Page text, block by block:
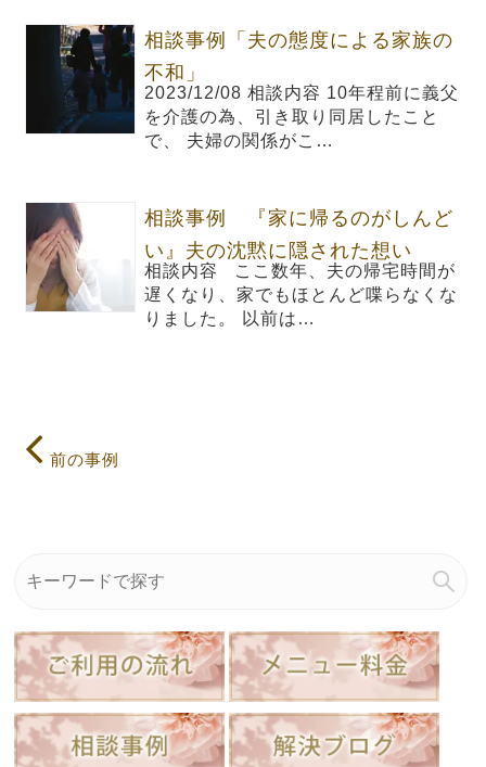
相談事例「夫の態度による家族の
不和」
2023/12/08 相談内容 10年程前に義父
を介護の為、引き取り同居したこと
で、 夫婦の関係がこ…
相談事例 『家に帰るのがしんど
い』夫の沈黙に隠された想い
相談内容 ここ数年、夫の帰宅時間が
遅くなり、家でもほとんど喋らなくな
りました。 以前は…
前の事例